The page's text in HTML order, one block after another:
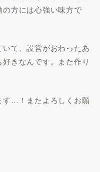
方には心強い味方で
て、設営がおわったあ
きなんです。また作り
す…！またよろしくお願